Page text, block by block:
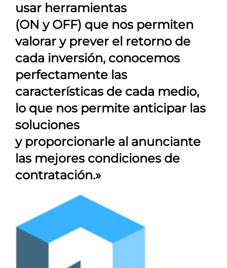
usar herramientas
(ON y OFF) que nos permiten
valorar y prever el retorno de
cada inversión, conocemos
perfectamente las
características de cada medio,
lo que nos permite anticipar las
soluciones
y proporcionarle al anunciante
las mejores condiciones de
contratación.»